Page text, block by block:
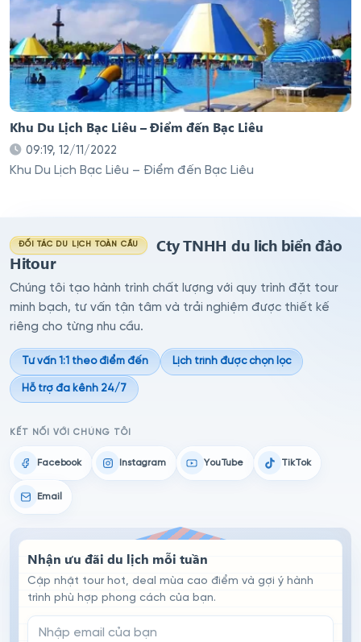
Khu Du Lịch Bạc Liêu – Điểm đến Bạc Liêu
09:19, 12/11/2022
Khu Du Lịch Bạc Liêu – Điểm đến Bạc Liêu
ĐỐI TÁC DU LỊCH TOÀN CẦU
Cty TNHH du lich biển đảo
Hitour
Chúng tôi tạo hành trình chất lượng với quy trình đặt tour
minh bạch, tư vấn tận tâm và trải nghiệm được thiết kế
riêng cho từng nhu cầu.
Tư vấn 1:1 theo điểm đến Lịch trình được chọn lọc
Hỗ trợ đa kênh 24/7
KẾT NỐI VỚI CHÚNG TÔI
Facebook Instagram YouTube TikTok
Email
Nhận ưu đãi du lịch mỗi tuần
Cập nhật tour hot, deal mùa cao điểm và gợi ý hành
trình phù hợp phong cách của bạn.
Email đăng ký nhận tin